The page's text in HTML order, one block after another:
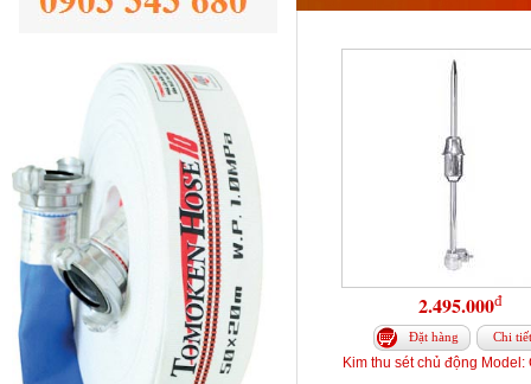
2.495.000đ
Đặt hàng Chi tiết
Kim thu sét chủ động Model: